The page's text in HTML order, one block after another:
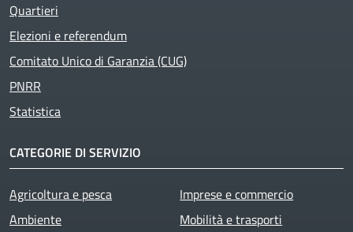
Quartieri
Elezioni e referendum
Comitato Unico di Garanzia (CUG)
PNRR
Statistica
CATEGORIE DI SERVIZIO
Agricoltura e pesca
Ambiente
Imprese e commercio
Mobilità e trasporti